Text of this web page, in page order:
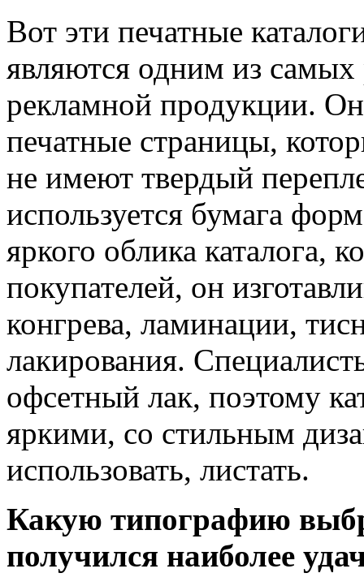
Вот эти печатные
являются одним из
рекламной продукции.
печатные страницы,
не имеют твердый
используется бумага
яркого облика каталога,
покупателей, он
конгрева, ламинации,
лакирования.
офсетный лак, поэтому
яркими, со стильным
использовать, листать.
Какую типографию
получился наиболее